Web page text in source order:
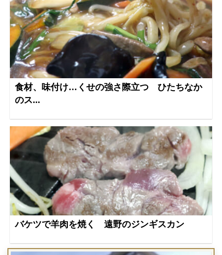
食材、味付け…くせの強さ際立つ ひたちなか
のス...
バケツで羊肉を焼く 遠野のジンギスカン